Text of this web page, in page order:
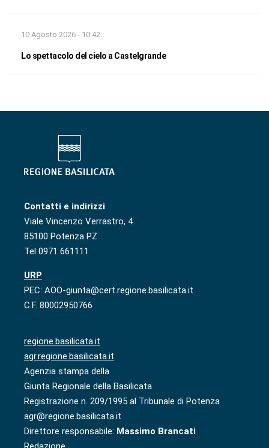
10 Agosto 2026 - 10:42
Lo spettacolo del cielo a Castelgrande
Contatti e indirizzi
Viale Vincenzo Verrastro, 4
85100 Potenza PZ
Tel 0971 661111
URP
PEC: AOO-giunta@cert.regione.basilicata.it
C.F. 80002950766
regione.basilicata.it
agr.regione.basilicata.it
Agenzia stampa della
Giunta Regionale della Basilicata
Registrazione n. 209/1995 al Tribunale di Potenza
agr@regione.basilicata.it
Direttore responsabile: Massimo Brancati